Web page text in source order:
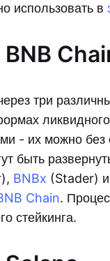
использовать в
три
- их можно без
быть
BNBx (Stader) и
Chain.
стейкинга.